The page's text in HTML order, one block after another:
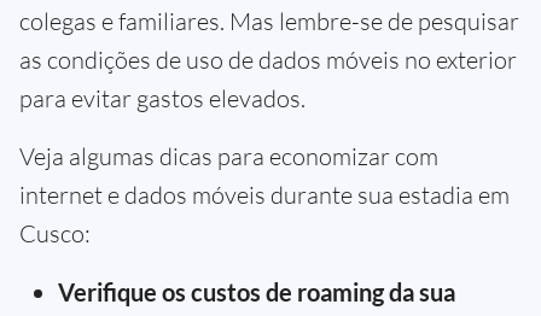
colegas e familiares. Mas lembre-se de pesquisar
as condições de uso de dados móveis no exterior
para evitar gastos elevados.
Veja algumas dicas para economizar com
internet e dados móveis durante sua estadia em
Cusco:
Verifique os custos de roaming da sua